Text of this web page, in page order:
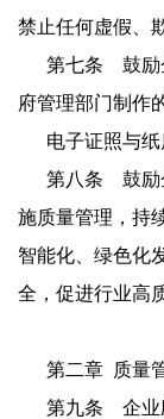
禁止任何虚假、
第七条 鼓励
府管理部门制作
电子证照与纸
第八条 鼓励
施质量管理，持
智能化、绿色化
全，促进行业高
第二章 质量
第九条 企业